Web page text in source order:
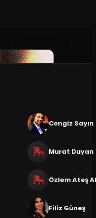
Cengiz Sayın
Murat Duyan
Özlem Ateş
Filiz Güneş